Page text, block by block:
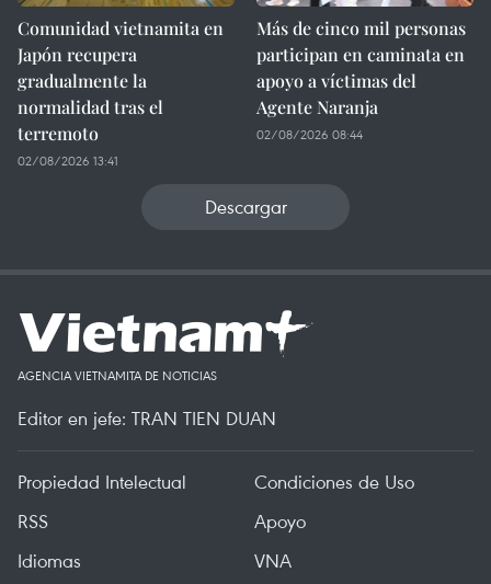
Comunidad vietnamita en
Japón recupera
gradualmente la
normalidad tras el
terremoto
02/08/2026 13:41
Más de cinco mil personas
participan en caminata en
apoyo a víctimas del
Agente Naranja
02/08/2026 08:44
Descargar
AGENCIA VIETNAMITA DE NOTICIAS
Editor en jefe: TRAN TIEN DUAN
Propiedad Intelectual
Condiciones de Uso
RSS
Apoyo
Idiomas
VNA